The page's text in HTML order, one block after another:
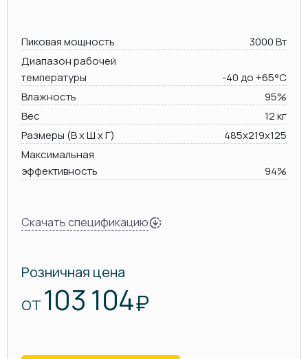
Пиковая мощность
3000 Вт
Диапазон рабочей
температуры
-40 до +65°C
Влажность
95%
Вес
12 кг
Размеры (В х Ш х Г)
485х219x125
Максимальная
эффективность
94%
Скачать спецификацию
Розничная цена
ОТ 103 104₽